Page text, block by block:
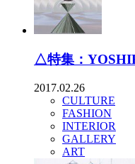
△特集：
2017.02.26
CULTURE
FASHION
INTERIOR
GALLERY
ART